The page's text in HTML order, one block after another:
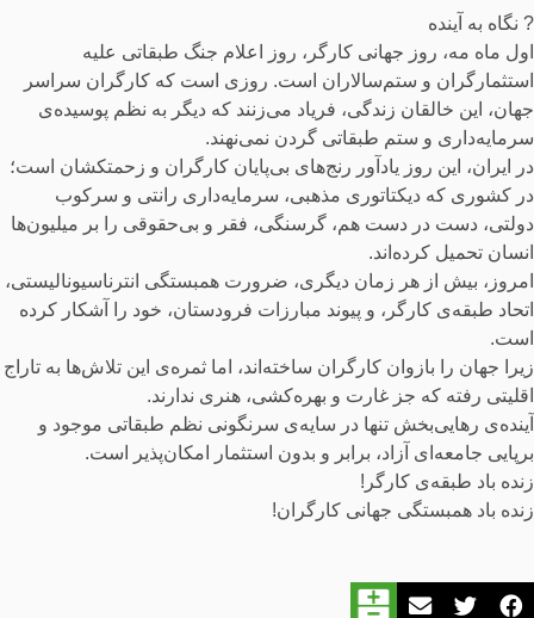
? نگاه به آینده
اول ماه مه، روز جهانی کارگر، روز اعلام جنگ طبقاتی علیه
استثمارگران و ستم‌سالاران است. روزی است که کارگران سراسر
جهان، این خالقان زندگی، فریاد می‌زنند که دیگر به نظم پوسیده‌ی
سرمایه‌داری و ستم طبقاتی گردن نمی‌نهند.
در ایران، این روز یادآور رنج‌های بی‌پایان کارگران و زحمتکشان است؛
در کشوری که دیکتاتوری مذهبی، سرمایه‌داری رانتی و سرکوب
دولتی، دست در دست هم، گرسنگی، فقر و بی‌حقوقی را بر میلیون‌ها
انسان تحمیل کرده‌اند.
امروز، بیش از هر زمان دیگری، ضرورت همبستگی انترناسیونالیستی،
اتحاد طبقه‌ی کارگر، و پیوند مبارزات فرودستان، خود را آشکار کرده
است.
زیرا جهان را بازوان کارگران ساخته‌اند، اما ثمره‌ی این تلاش‌ها به تاراج
اقلیتی رفته که جز غارت و بهره‌کشی، هنری ندارند.
آینده‌ی رهایی‌بخش تنها در سایه‌ی سرنگونی نظم طبقاتی موجود و
برپایی جامعه‌ای آزاد، برابر و بدون استثمار امکان‌پذیر است.
زنده باد طبقه‌ی کارگر!
زنده باد همبستگی جهانی کارگران!